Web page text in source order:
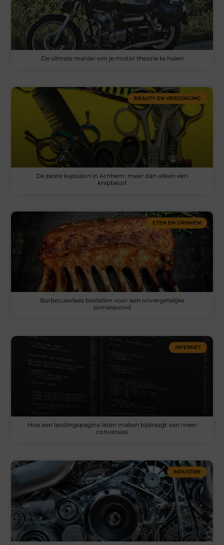
De slimste manier om je motor theorie te halen
BEAUTY EN VERZORGING
De beste kapsalon in Arnhem: meer dan alleen een
knipbeurt
ETEN EN DRINKEN
Barbecuevlees bestellen voor een onvergetelijke
zomeravond
INTERNET
Hoe een landingspagina laten maken bijdraagt aan meer
conversies
INDUSTRIE